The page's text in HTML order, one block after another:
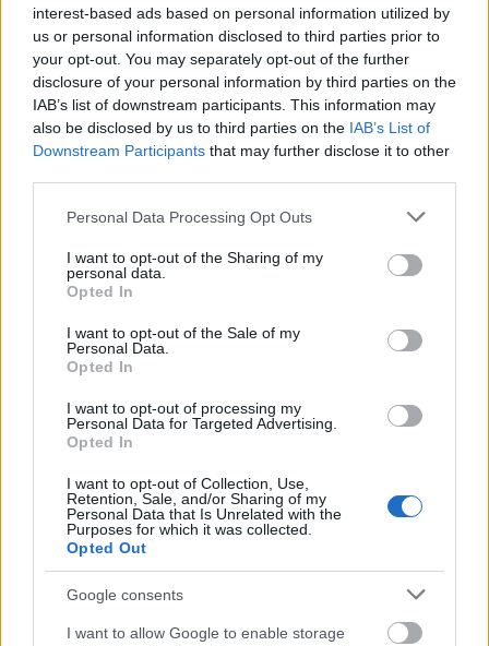
interest-based ads based on personal information utilized by
us or personal information disclosed to third parties prior to
your opt-out. You may separately opt-out of the further
disclosure of your personal information by third parties on the
IAB’s list of downstream participants. This information may
also be disclosed by us to third parties on the IAB’s List of
Downstream Participants that may further disclose it to other
Please note that this website/app uses one or more Google
not limited to your visit or usage behaviour. You may click to
grant or deny consent to Google and its third-party tags to
use your data for below specified purposes in below Google
consent section.
Personal Data Processing Opt Outs
I want to opt-out of the Sharing of my
personal data.
Opted In
I want to opt-out of the Sale of my
Personal Data.
Opted In
I want to opt-out of processing my
Personal Data for Targeted Advertising.
Opted In
I want to opt-out of Collection, Use,
Retention, Sale, and/or Sharing of my
Personal Data that Is Unrelated with the
Purposes for which it was collected.
Opted Out
Google consents
I want to allow Google to enable storage
27 Ιουνίου 2025, 8:05
Έως 41 βαθμούς θα κυμανθεί σήμερα Παρασκευή (27/06) η θερμοκρασία
σύμφωνα με την πρόγνωση...
Πώς θα είναι ο καιρός το φετινό καλοκαίρι – Tα πρώτα στοιχεία
και η πρόγνωση της ΕΜΥ
Το καλοκαίρι έκανε αισθητή την είδοσό του από τις πρώτες μέρες και τις
υψηλές...